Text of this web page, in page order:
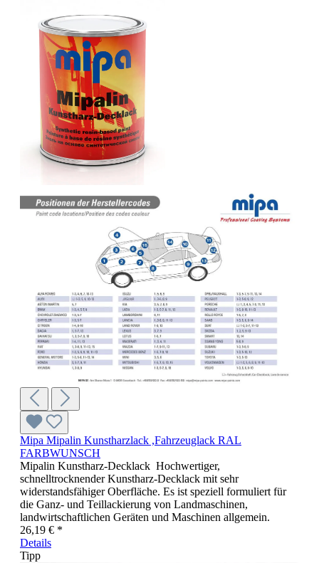
Mipa Mipalin Kunstharzlack ,Fahrzeuglack RAL
FARBWUNSCH
Mipalin Kunstharz-Decklack Hochwertiger,
schnelltrocknender Kunstharz-Decklack mit sehr
widerstandsfähiger Oberfläche. Es ist speziell formuliert für
die Ganz- und Teillackierung von Landmaschinen,
landwirtschaftlichen Geräten und Maschinen allgemein.
26,19 € *
Details
Tipp